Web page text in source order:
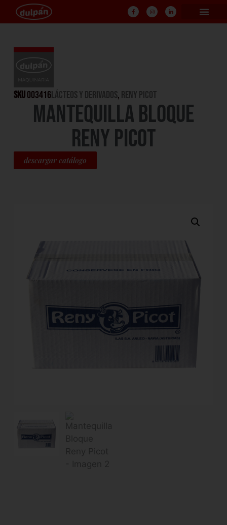
SKU003416LÁCTEOS Y DERIVADOS, RENY PICOT
MANTEQUILLA BLOQUE
RENY PICOT
descargar catálogo